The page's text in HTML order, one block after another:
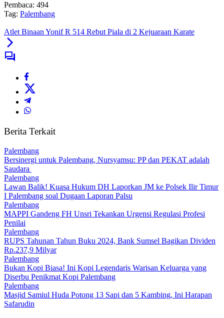
Pembaca: 494
Tag: Palembang
Atlet Binaan Yonif R 514 Rebut Piala di 2 Kejuaraan Karate
Berita Terkait
Palembang
Bersinergi untuk Palembang, Nursyamsu: PP dan PEKAT adalah
Saudara
Palembang
Lawan Balik! Kuasa Hukum DH Laporkan JM ke Polsek Ilir Timur
I Palembang soal Dugaan Laporan Palsu
Palembang
MAPPI Gandeng FH Unsri Tekankan Urgensi Regulasi Profesi
Penilai
Palembang
RUPS Tahunan Tahun Buku 2024, Bank Sumsel Bagikan Dividen
Rp.237,9 Milyar
Palembang
Bukan Kopi Biasa! Ini Kopi Legendaris Warisan Keluarga yang
Diserbu Penikmat Kopi Palembang
Palembang
Masjid Samiul Huda Potong 13 Sapi dan 5 Kambing, Ini Harapan
Safarudin